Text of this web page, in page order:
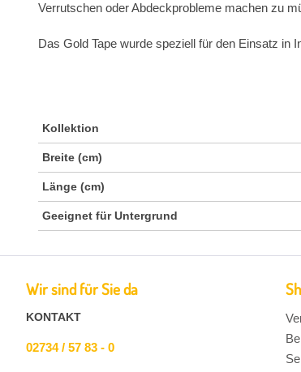
Verrutschen oder Abdeckprobleme machen zu
Das Gold Tape wurde speziell für den Einsatz in
Kollektion
Breite (cm)
Länge (cm)
Geeignet für Untergrund
Wir sind für Sie da
KONTAKT
02734 / 57 83 - 0